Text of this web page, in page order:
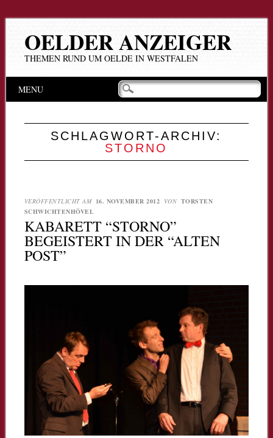
OELDER ANZEIGER
THEMEN RUND UM OELDE IN WESTFALEN
Hauptmenü
Inhalt
MENU
SCHLAGWORT-ARCHIV:
STORNO
VERÖFFENTLICHT AM 16. NOVEMBER 2012 VON TORSTEN
SCHWICHTENHÖVEL
KABARETT “STORNO”
BEGEISTERT IN DER “ALTEN
POST”